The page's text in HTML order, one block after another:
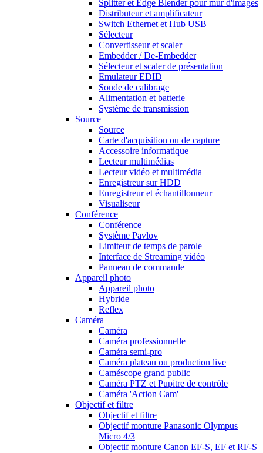
Splitter et Edge Blender pour mur d'images
Distributeur et amplificateur
Switch Ethernet et Hub USB
Sélecteur
Convertisseur et scaler
Embedder / De-Embedder
Sélecteur et scaler de présentation
Emulateur EDID
Sonde de calibrage
Alimentation et batterie
Système de transmission
Source
Source
Carte d'acquisition ou de capture
Accessoire informatique
Lecteur multimédias
Lecteur vidéo et multimédia
Enregistreur sur HDD
Enregistreur et échantillonneur
Visualiseur
Conférence
Conférence
Système Pavlov
Limiteur de temps de parole
Interface de Streaming vidéo
Panneau de commande
Appareil photo
Appareil photo
Hybride
Reflex
Caméra
Caméra
Caméra professionnelle
Caméra semi-pro
Caméra plateau ou production live
Caméscope grand public
Caméra PTZ et Pupitre de contrôle
Caméra 'Action Cam'
Objectif et filtre
Objectif et filtre
Objectif monture Panasonic Olympus
Micro 4/3
Objectif monture Canon EF-S, EF et RF-S